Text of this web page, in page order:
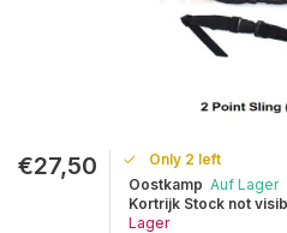
€27,50
Only 2 left
Oostkamp Auf Lager
Kortrijk Stock not
Lager